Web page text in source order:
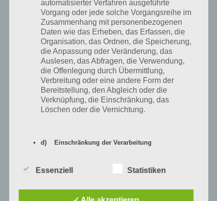
Riesen-
Kristallkugel
9400 Dekoration
500 Goblin-
Gold
13200
Im Charmer’s Market
eintauschen
Ye Olde
Magick Shop
17000 Gebäude (90 S$ pro 4h)
Grauschnauz 22700 Neuer Charakter
Kalender mit Zeitplan für zu Akt 2 des
genau sagt, wieviel Feenstaub du pro Tag haben musst, um am Ende
automatisierter Verfahren ausgeführte
Vorgang oder jede solche Vorgangsreihe im
Zusammenhang mit personenbezogenen
Daten wie das Erheben, das Erfassen, die
Organisation, das Ordnen, die Speicherung,
die Anpassung oder Veränderung, das
Auslesen, das Abfragen, die Verwendung,
die Offenlegung durch Übermittlung,
Verbreitung oder eine andere Form der
Bereitstellung, den Abgleich oder die
Verknüpfung, die Einschränkung, das
Löschen oder die Vernichtung.
d) Einschränkung der Verarbeitung
Einschränkung der Verarbeitung ist die
Markierung gespeicherter
Essenziell Statistiken